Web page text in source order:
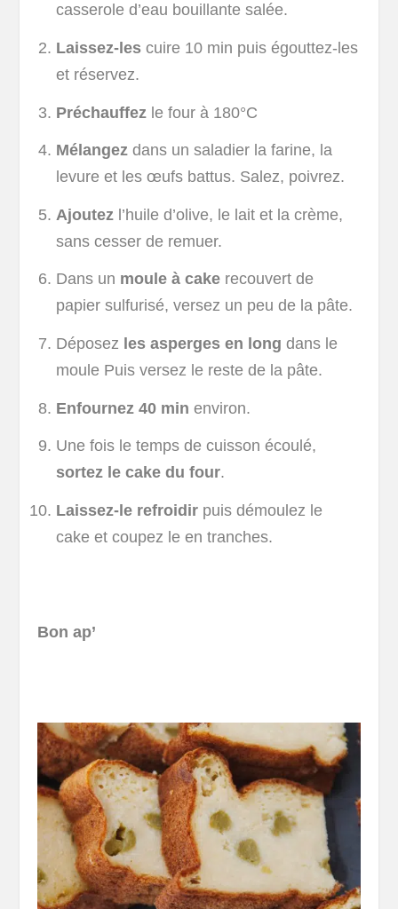
casserole d’eau bouillante salée.
Laissez-lescuire 10 min puis égouttez-les
et réservez.
Préchauffezle four à 180°C
Mélangezdans un saladier la farine, la
levure et les œufs battus. Salez, poivrez.
Ajoutezl’huile d’olive, le lait et la crème,
sans cesser de remuer.
Dans un moule à cakerecouvert de
papier sulfurisé, versez un peu de la pâte.
Déposez les asperges en long dans le
moule Puis versez le reste de la pâte.
Enfournez 40 min environ.
Une fois le temps de cuisson écoulé,
sortez le cake du four.
Laissez-le refroidirpuis démoulez le
cake et coupez le en tranches.
Bon ap’